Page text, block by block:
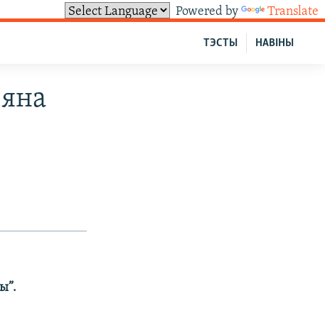
Powered by Translate
НАВІНЫ
ТЭСТЫ